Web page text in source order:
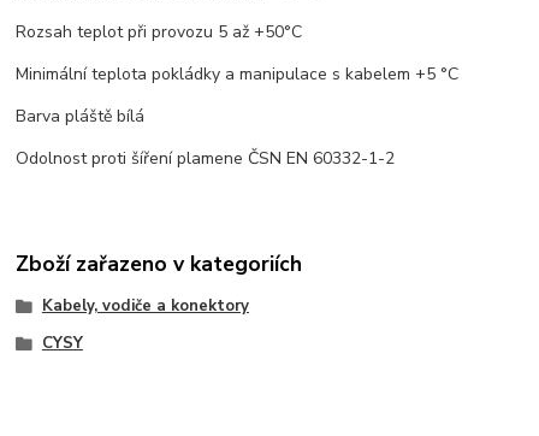
Rozsah teplot při provozu 5 až +50°C
Minimální teplota pokládky a manipulace s kabelem +5 °C
Barva pláště bílá
Odolnost proti šíření plamene ČSN EN 60332-1-2
Zboží zařazeno v kategoriích
Kabely, vodiče a konektory
CYSY